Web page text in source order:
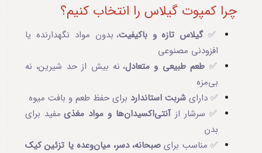
چرا کمپوت گیلاس را انتخاب کنیم؟
✅گیلاس تازه و باکیفیت، بدون مواد نگهدارنده یا
افزودنی مصنوعی
✅ طعم طبیعی و متعادل، نه بیش از حد شیرین، نه
بی‌مزه
✅ دارای شربت استاندارد برای حفظ طعم و بافت میوه
✅ سرشار ازآنتی‌اکسیدان‌ها و مواد مغذی مفید برای
بدن
✅ مناسب برای صبحانه، دسر، میان‌وعده یا تزئین کیک